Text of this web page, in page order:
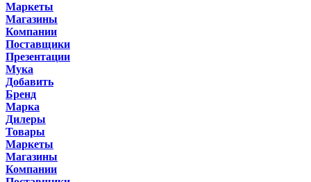
Маркеты
Магазины
Компании
Поставщики
Презентации
Мука
Добавить
Бренд
Марка
Дилеры
Товары
Маркеты
Магазины
Компании